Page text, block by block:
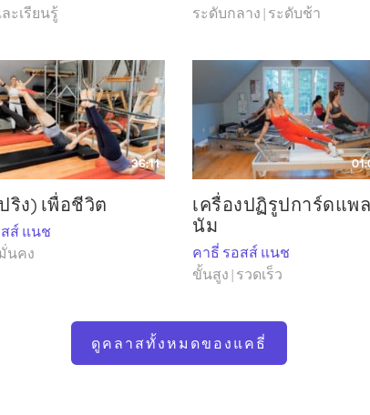
มาตั้งแต่ปี 1992 เธอเป็นผู้สร้างสรรค์เวิร์กช็อปนวัตกรรมม
Nash New YorkPilates หนังสือ Fix Your Feet – Using
System and Variations ofPilates The Mat©, The Red Thread®
Arm Chair© และ The Red Thread® – The Integrated System
องในระดับนานาชาติ
คทรินเขียนบล็อกให้กับนิตยสารPilates และสถานที่Pilatesต่
ดสตูดิโอแห่งที่สองที่เมืองเบรเดนตัน รัฐฟลอริดา ชื่อ The
รวมถึงการศึกษาต่อเนื่องสำหรับผู้สำเร็จการศึกษาใน
และสอนอย่างจริงจังมากกว่า 5 ปี มารวมตัวกันเพื่อฝึกฝนกา
มนี้ขึ้นเองทั้งหมด
และติดตามเธอได้ทาง
ะเรียนรู้
ระดับกลาง | ระดับช้า
36:11
ริง) เพื่อชีวิต
ส์ แนช
นคง
เครื่องปฏิรูปการ์ดแพ
นัม
คาธี่ รอสส์ แนช
ขั้นสูง | รวดเร็ว
ดูคลาสทั้งหมดของแคธี่